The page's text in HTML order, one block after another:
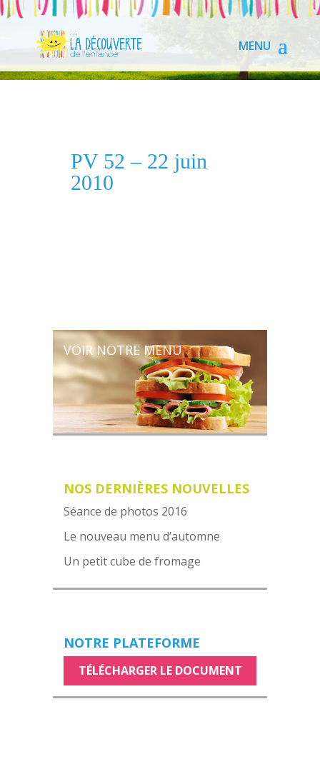
PV 52 – 22 juin
2010
VOIR NOTRE MENU
NOS DERNIÈRES NOUVELLES
Séance de photos 2016
Le nouveau menu d’automne
Un petit cube de fromage
NOTRE PLATEFORME
TÉLÉCHARGER LE DOCUMENT